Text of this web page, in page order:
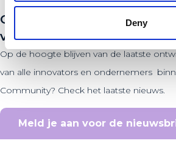
Deny
Op de hoogte blijven
van het laatste nieuws?
Op de hoogte blijven van de laatste
van alle innovators en ondernemers
Community? Check het laatste nieuws.
Meld je aan voor de